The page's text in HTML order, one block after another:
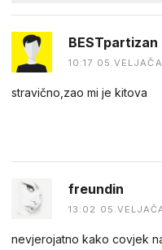
BESTpartizan
10:17
stravično,zao mi je kitova
freundin
13:02
nevjerojatno kako covjek